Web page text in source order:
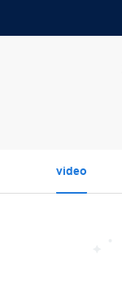
video